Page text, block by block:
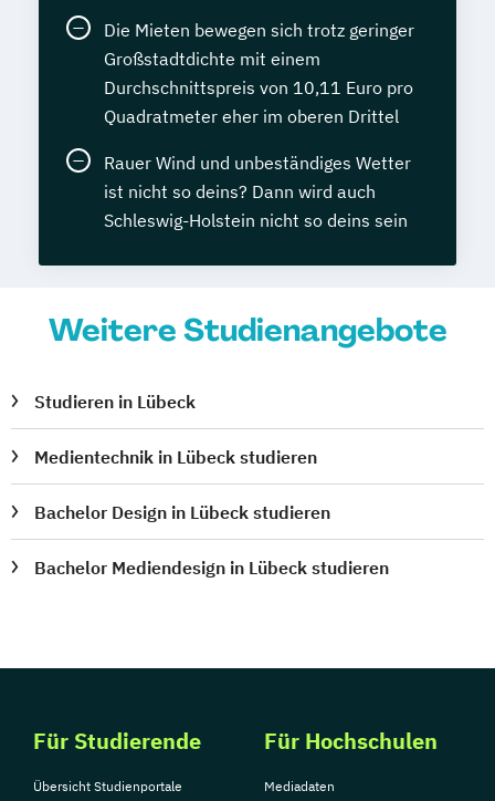
Die Mieten bewegen sich trotz geringer
Großstadtdichte mit einem
Durchschnittspreis von 10,11 Euro pro
Quadratmeter eher im oberen Drittel
Rauer Wind und unbeständiges Wetter
ist nicht so deins? Dann wird auch
Schleswig-Holstein nicht so deins sein
Weitere Studienangebote
Studieren in Lübeck
Medientechnik in Lübeck studieren
Bachelor Design in Lübeck studieren
Bachelor Mediendesign in Lübeck studieren
Für Studierende
Übersicht Studienportale
Für Hochschulen
Mediadaten